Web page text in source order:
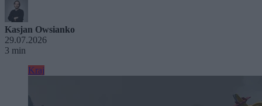
Kasjan Owsianko
29.07.2026
3 min
Kraj